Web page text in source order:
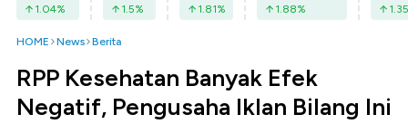
1.04% 1.5% 1.81% 1.88% 1.35
HOME News Berita
RPP Kesehatan Banyak Efek
Negatif, Pengusaha Iklan Bilang Ini